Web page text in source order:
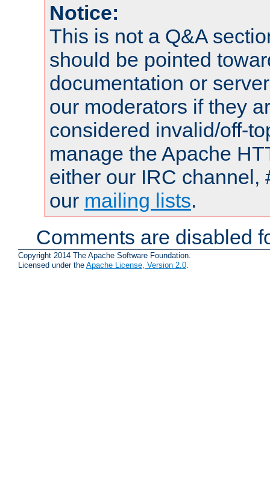
Notice:
This is not a Q&A
should be pointed
documentation or
our moderators if they
considered invalid/off-
manage the Apache
either our IRC channel,
our mailing lists.
Comments are disabled
Copyright 2014 The Apache Software Foundation.
Licensed under the Apache License, Version 2.0.